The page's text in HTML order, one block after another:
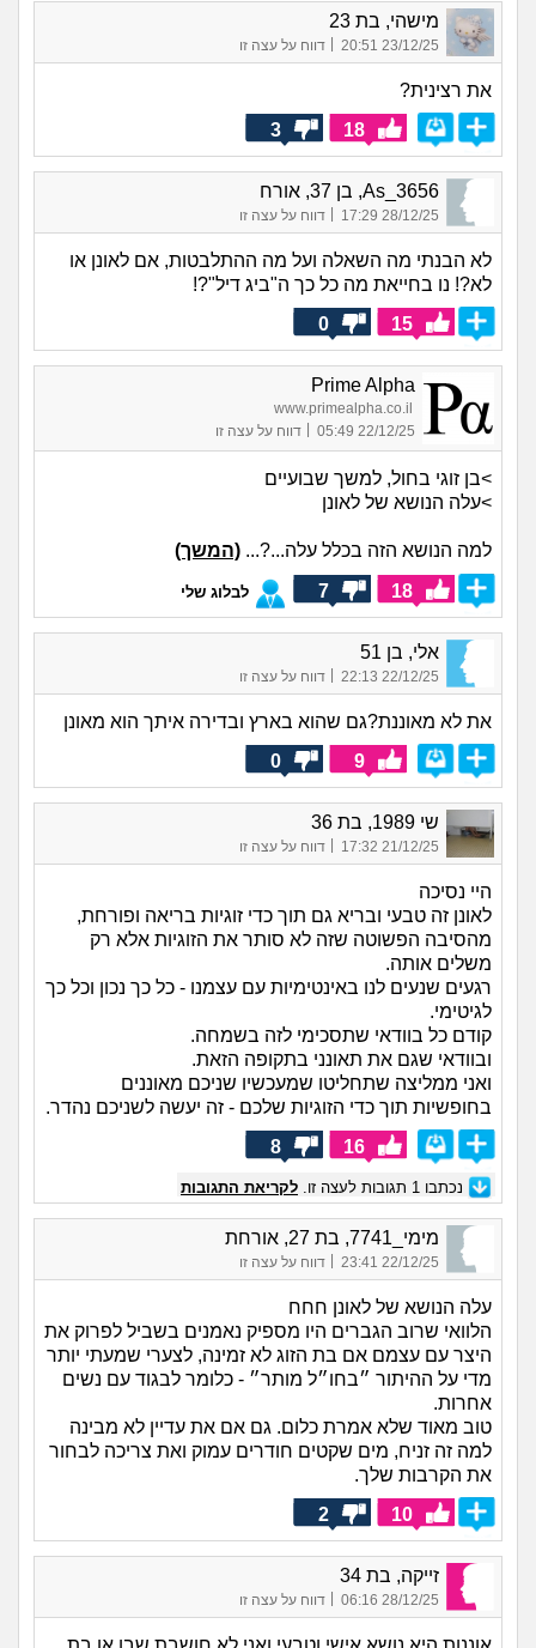
מישהי, בת 23
23/12/25 20:51
| דווח על עצה זו
את רצינית?
18
3
As_3656, בן 37, אורח
28/12/25 17:29 דווח על עצה זו
לא הבנתי מה השאלה ועל מה ההתלבטות, אם לאונן או
לא?! נו בחייאת מה כל כך ה"ביג דיל"?!
15
0
Prime Alpha
www.primealpha.co.il
22/12/25 05:49
דווח על עצה זו
>בן זוגי בחול, למשך שבועיים
>עלה הנושא של לאונן
למה הנושא הזה בכלל עלה...?... (המשך)
18
7 לבלוג שלי
אלי, בן 51
22/12/25 22:13
| דווח על עצה זו
את לא מאוננת?גם שהוא בארץ ובדירה איתך הוא מאונן
9
0
שי 1989, בת 36
21/12/25 17:32
| דווח על עצה זו
היי נסיכה
לאונן זה טבעי ובריא גם תוך כדי זוגיות בריאה ופורחת,
מהסיבה הפשוטה שזה לא סותר את הזוגיות אלא רק
משלים אותה.
רגעים שנעים לנו באינטימיות עם עצמנו - כל כך נכון וכל כך
לגיטימי.
קודם כל בוודאי שתסכימי לזה בשמחה.
ובוודאי שגם את תאונני בתקופה הזאת.
ואני ממליצה שתחליטו שמעכשיו שניכם מאוננים
בחופשיות תוך כדי הזוגיות שלכם - זה יעשה לשניכם נהדר.
16
8
נכתבו 1 תגובות לעצה זו. לקריאת התגובות
מימי_7741, בת 27, אורחת
22/12/25 23:41 דווח על עצה זו
עלה הנושא של לאונן חחח
הלוואי שרוב הגברים היו מספיק נאמנים בשביל לפרוק את
היצר עם עצמם אם בת הזוג לא זמינה, לצערי שמעתי יותר
מדי על ההיתור ״בחו״ל מותר״ - כלומר לבגוד עם נשים
אחרות.
טוב מאוד שלא אמרת כלום. גם אם את עדיין לא מבינה
למה זה זניח, מים שקטים חודרים עמוק ואת צריכה לבחור
את הקרבות שלך.
10
2
זייקה, בת 34
28/12/25 06:16 דווח על עצה זו